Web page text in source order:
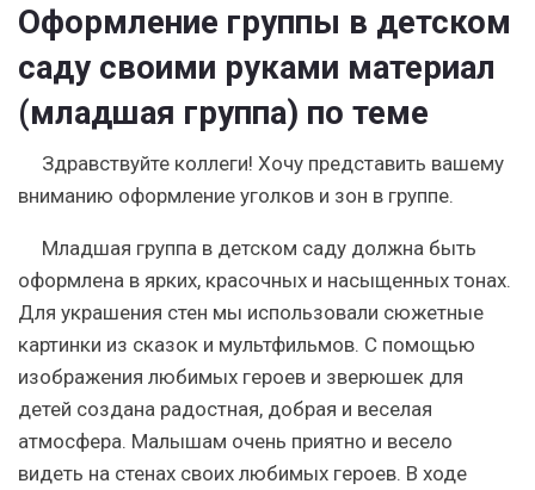
Оформление группы в детском
саду своими руками материал
(младшая группа) по теме
Здравствуйте коллеги! Хочу представить вашему
вниманию оформление уголков и зон в группе.
Младшая группа в детском саду должна быть
оформлена в ярких, красочных и насыщенных тонах.
Для украшения стен мы использовали сюжетные
картинки из сказок и мультфильмов. С помощью
изображения любимых героев и зверюшек для
детей создана радостная, добрая и веселая
атмосфера. Малышам очень приятно и весело
видеть на стенах своих любимых героев. В ходе